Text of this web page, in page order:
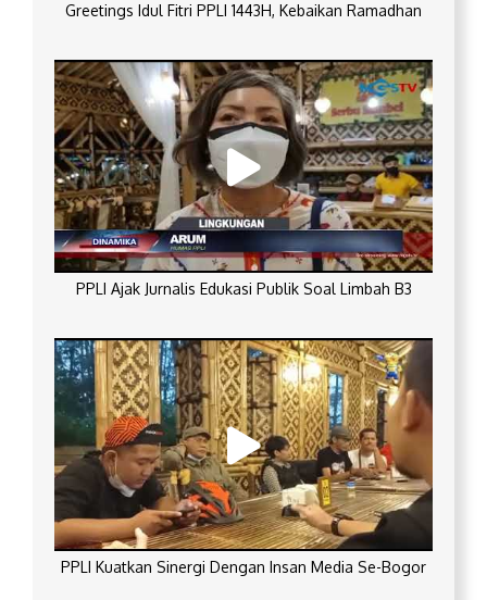
Greetings Idul Fitri PPLI 1443H, Kebaikan Ramadhan
PPLI Ajak Jurnalis Edukasi Publik Soal Limbah B3
PPLI Kuatkan Sinergi Dengan Insan Media Se-Bogor